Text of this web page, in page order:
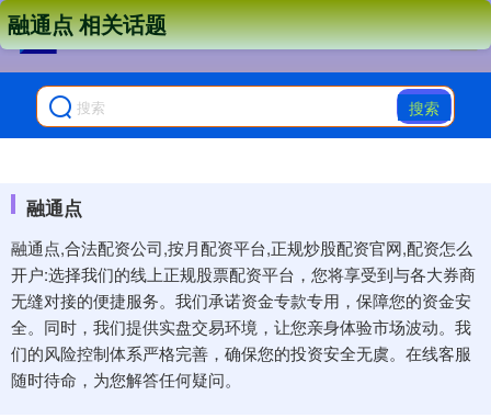
搜索
融通点
融通点,合法配资公司,按月配资平台,正规炒股配资官网,配资怎么
开户:选择我们的线上正规股票配资平台，您将享受到与各大券商
无缝对接的便捷服务。我们承诺资金专款专用，保障您的资金安
全。同时，我们提供实盘交易环境，让您亲身体验市场波动。我
们的风险控制体系严格完善，确保您的投资安全无虞。在线客服
随时待命，为您解答任何疑问。
融通点 相关话题